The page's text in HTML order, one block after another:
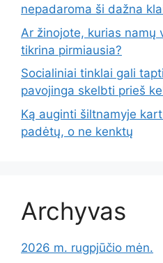
nepadaroma ši dažna
Ar žinojote, kurias namų
tikrina pirmiausia?
Socialiniai tinklai gali
pavojinga skelbti prieš
Ką auginti šiltnamyje
padėtų, o ne kenktų
Archyvas
2026 m. rugpjūčio mėn.